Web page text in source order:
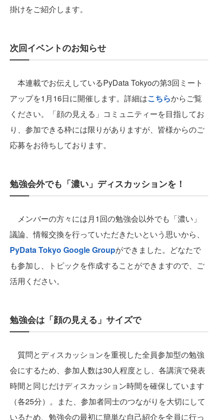
掛けをご紹介します。
次回イベントのお知らせ
本連載でお伝えしているPyData Tokyoの第3回ミート
アップを1月16日に開催します。詳細はこちらからご覧
ください。「顔の見える」コミュニティーを目指してお
り、参加できる枠には限りがありますが、皆様からのご
応募をお待ちしております。
勉強会外でも「濃い」ディスカッションを！
メンバーの方々には月1回の勉強会以外でも「濃い」
議論、情報交換を行っていただきたいという思いから、
PyData Tokyo Google Groupができました。どなたで
も参加し、トピックを作成することができますので、ご
活用ください。
勉強会は「顔の見える」サイズで
質問とディスカッションを重視した全員参加型の勉強
会にするため、参加人数は30人程度とし、各講演で発表
時間と同じだけディスカッション時間を確保しています
（各25分）。また、参加者同士のつながりを大切にして
いるため、勉強会の最初に簡単な自己紹介を全員に行っ